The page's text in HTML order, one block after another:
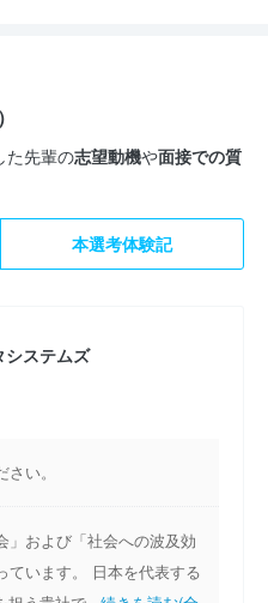
た先輩の志望動機や面接での質
本選考体験記
システムズ
い。
」および「社会への波及効
ています。 日本を代表する